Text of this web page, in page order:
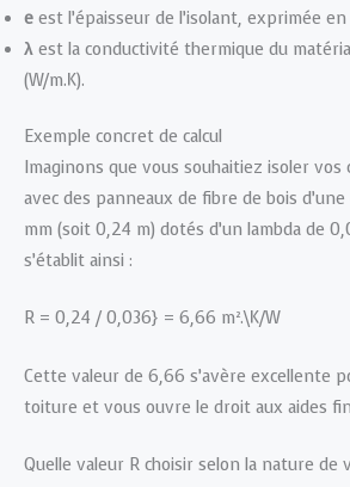
e est l’épaisseur de l’isolant, exprimée
λ est la conductivité thermique du
(W/m.K).
Exemple concret de calcul
Imaginons que vous souhaitiez isoler vos
avec des panneaux de fibre de bois
mm (soit 0,24 m) dotés d’un lambda de
s’établit ainsi :
R = 0,24 / 0,036} = 6,66 m².\K/W
Cette valeur de 6,66 s’avère excellente
toiture et vous ouvre le droit aux aides
Quelle valeur R choisir selon la nature de